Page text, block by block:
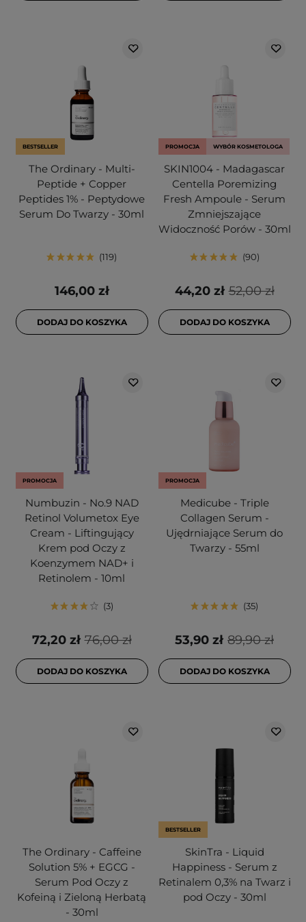
BESTSELLER
The Ordinary - Multi-
Peptide + Copper
Peptides 1% - Peptydowe
Serum Do Twarzy - 30ml
119
146,00 zł
DODAJ DO KOSZYKA
PROMOCJA WYBÓR KOSMETOLOGA
SKIN1004 - Madagascar
Centella Poremizing
Fresh Ampoule - Serum
Zmniejszające
Widoczność Porów - 30ml
90
52,00 zł
44,20 zł
DODAJ DO KOSZYKA
PROMOCJA
Numbuzin - No.9 NAD
Retinol Volumetox Eye
Cream - Liftingujący
Krem pod Oczy z
Koenzymem NAD+ i
Retinolem - 10ml
3
76,00 zł
72,20 zł
DODAJ DO KOSZYKA
PROMOCJA
Medicube - Triple
Collagen Serum -
Ujędrniające Serum do
Twarzy - 55ml
35
89,90 zł
53,90 zł
DODAJ DO KOSZYKA
The Ordinary - Caffeine
Solution 5% + EGCG -
Serum Pod Oczy z
Kofeiną i Zieloną Herbatą
- 30ml
BESTSELLER
SkinTra - Liquid
Happiness - Serum z
Retinalem 0,3% na Twarz i
pod Oczy - 30ml